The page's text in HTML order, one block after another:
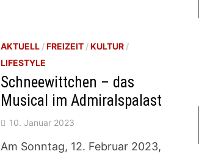
AKTUELL /FREIZEIT /KULTUR /
LIFESTYLE
Schneewittchen – das
Musical im Admiralspalast
10. Januar 2023
Am Sonntag, 12. Februar 2023,